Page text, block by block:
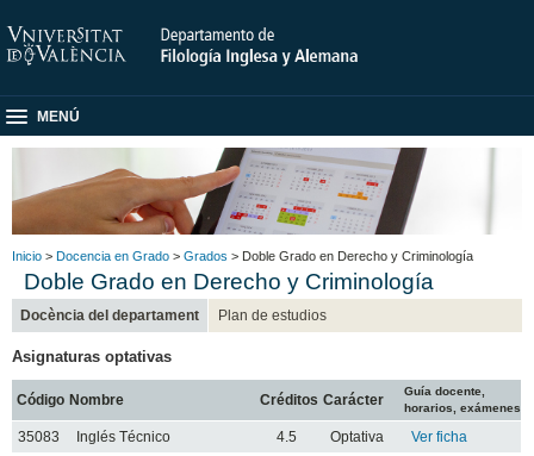
MENÚ
Inicio > Docencia en Grado > Grados > Doble Grado en Derecho y Criminología
Doble Grado en Derecho y Criminología
Docència del departament Plan de estudios
Asignaturas optativas
Código Nombre Créditos Carácter
Guía docente,
horarios, exámenes
35083 Inglés Técnico 4.5 Optativa Ver ficha